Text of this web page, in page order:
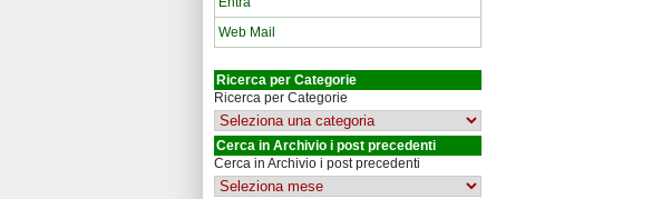
Web Mail
Ricerca per Categorie
Ricerca per Categorie
Cerca in Archivio i post precedenti
Cerca in Archivio i post precedenti